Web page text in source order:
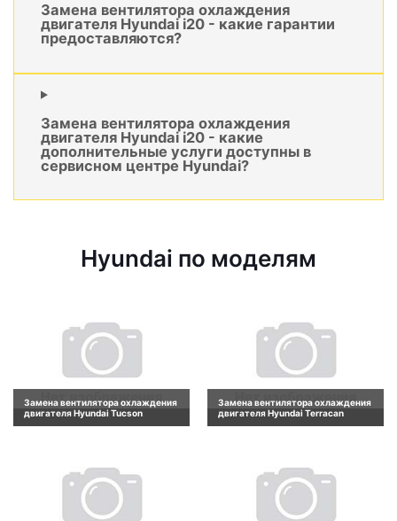
Замена вентилятора охлаждения
двигателя Hyundai i20 - какие гарантии
предоставляются?
Замена вентилятора охлаждения
двигателя Hyundai i20 - какие
дополнительные услуги доступны в
сервисном центре Hyundai?
Hyundai по моделям
Замена вентилятора охлаждения
двигателя Hyundai Tucson
Замена вентилятора охлаждения
двигателя Hyundai Terracan